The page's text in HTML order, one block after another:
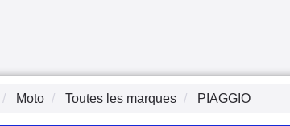
Moto Toutes les marques PIAGGIO